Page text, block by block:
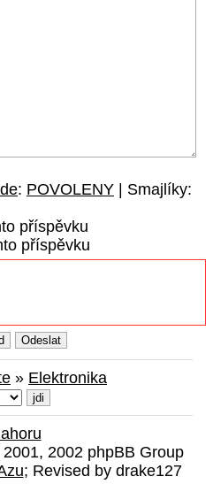
: POVOLENY | Smajlíky:
příspěvku
příspěvku
» Elektronika
2002 phpBB Group
; Revised by drake127